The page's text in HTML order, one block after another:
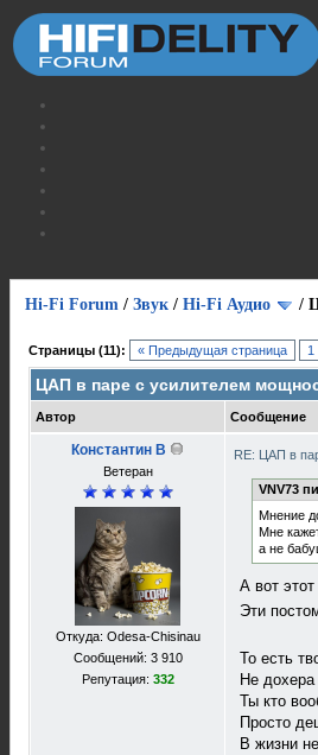
Hi-Fi Forum / Звук / Hi-Fi Аудио /
Страницы (11): « Предыдущая страница 1
ЦАП в паре с усилителем
Автор Сообщение
Константин В
Ветеран
Откуда: Odesa-Chisinau
Сообщений: 3 910
Репутация: 332
RE: ЦАП в
VNV73
Мнение
Мне
а не
А вот
Эти
То есть
Не
Ты кто
Просто
В жизни